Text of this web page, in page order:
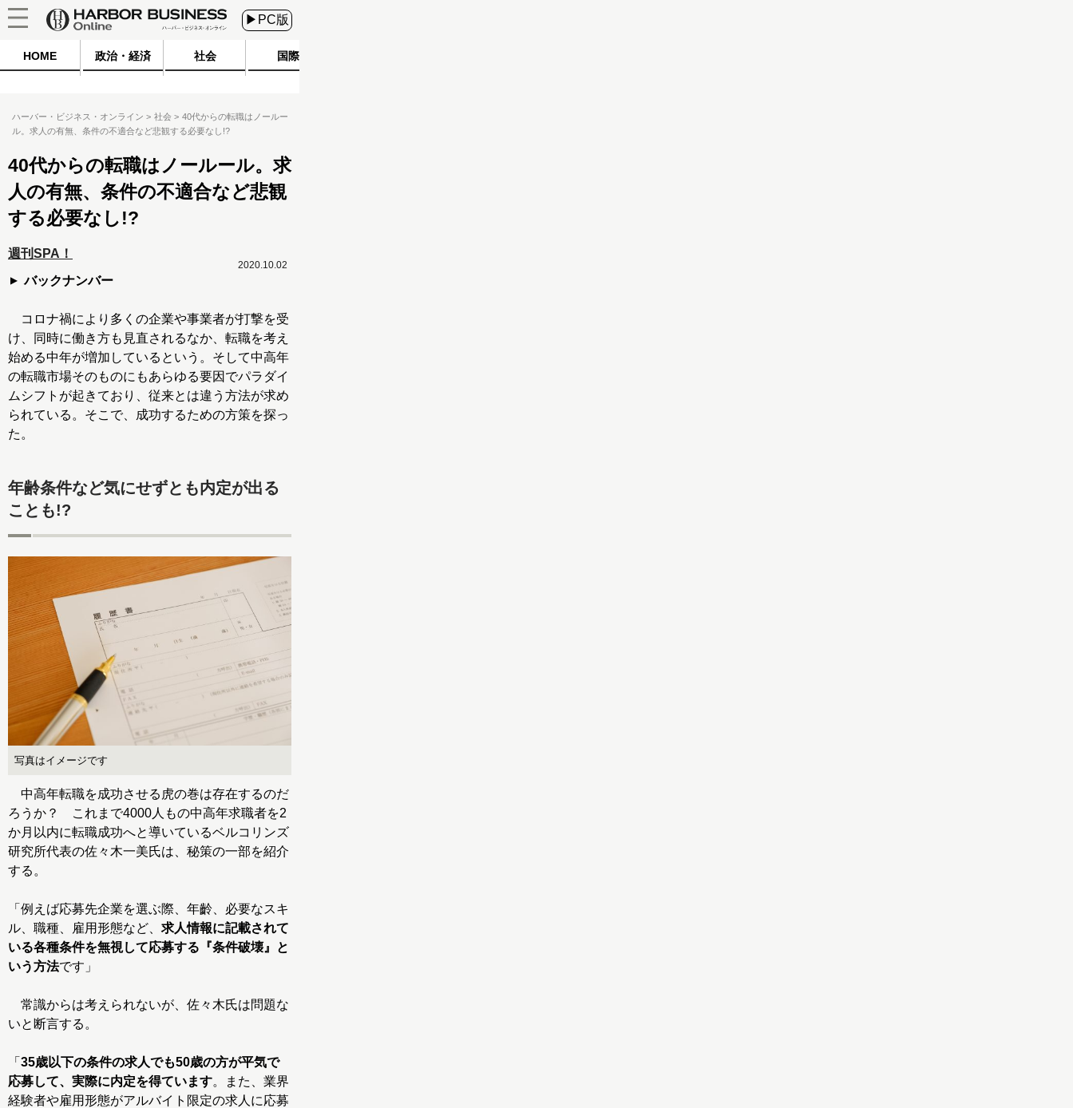
▶PC版
HOME 政治・経済 社会 国際
ハーバー・ビジネス・オンライン 社会
40代からの転職はノールー
ル。求人の有無、条件の不適合など悲観する必要なし!?
40代からの転職はノールール。求
人の有無、条件の不適合など悲観
する必要なし!?
週刊SPA！
バックナンバー
2020.10.02
コロナ禍により多くの企業や事業者が打撃を受
け、同時に働き方も見直されるなか、転職を考え
始める中年が増加しているという。そして中高年
の転職市場そのものにもあらゆる要因でパラダイ
ムシフトが起きており、従来とは違う方法が求め
られている。そこで、成功するための方策を探っ
た。
年齢条件など気にせずとも内定が出る
ことも!?
写真はイメージです
中高年転職を成功させる虎の巻は存在するのだ
ろうか？ これまで4000人もの中高年求職者を2
か月以内に転職成功へと導いているベルコリンズ
研究所代表の佐々木一美氏は、秘策の一部を紹介
する。
「例えば応募先企業を選ぶ際、年齡、必要なスキ
ル、職種、雇用形態など、 求人情報に記載されて
いる各種条件を無視して応募する『条件破壊』と
いう方法です」
常識からは考えられないが、佐々木氏は問題な
いと断言する。
「 35歳以下の条件の求人でも50歳の方が平気で
応募して、実際に内定を得ています。また、業界
経験者や雇用形態がアルバイト限定の求人に応募